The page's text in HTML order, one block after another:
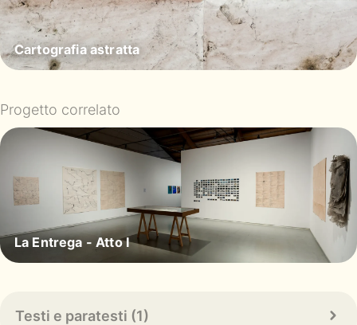
Cartografia astratta
Progetto correlato
La Entrega - Atto I
Testi e paratesti (1)